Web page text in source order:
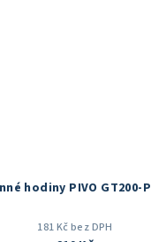
hodiny PIVO GT200-P
181 Kč bez DPH